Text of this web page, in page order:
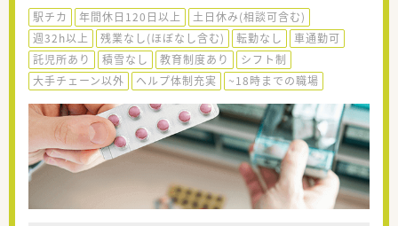
駅チカ 年間休日120日以上
土日休み(相談可含む)
週32h以上
残業なし(ほぼなし含む) 転勤なし
車通勤可
託児所あり
積雪なし 教育制度あり
シフト制
大手チェーン以外
ヘルプ体制充実 ~18時までの職場